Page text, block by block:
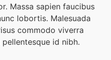
Massa sapien faucibus
lobortis. Malesuada
commodo viverra
id nibh.